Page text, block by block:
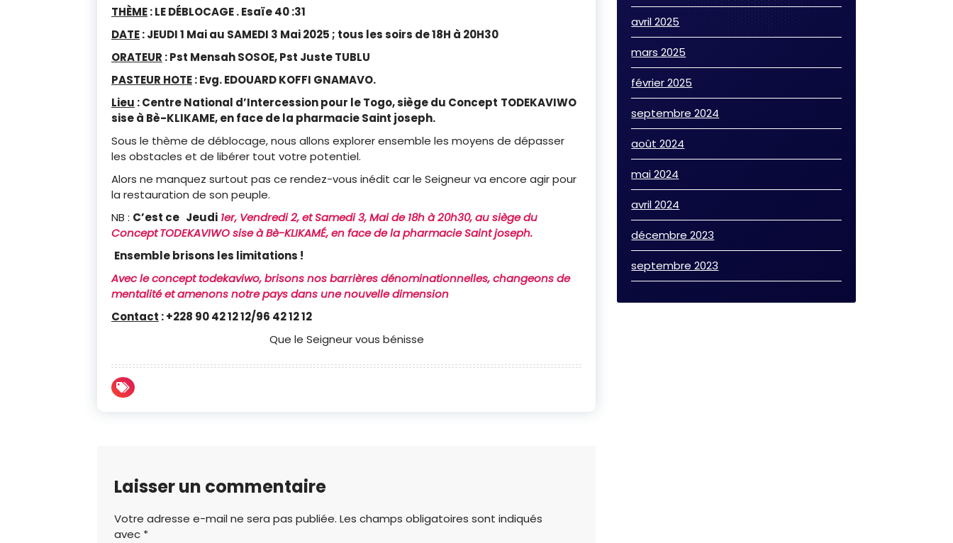
THÈME:LE DÉBLOCAGE . Esaïe 40 :31
DATE: JEUDI1 Mai au SAMEDI 3 Mai 2025 ; tous les soirs de 18H à 20H30
ORATEUR : Pst Mensah SOSOE, Pst Juste TUBLU
PASTEUR HOTE: Evg. EDOUARD KOFFI GNAMAVO.
Lieu : Centre National d’Intercession pour le Togo, siège du Concept TODEKAVIWO
sise à Bè-KLIKAME, en face de la pharmacie Saint joseph.
Sous le thème de déblocage, nous allons explorer ensemble les moyens de dépasser
les obstacles et de libérer tout votre potentiel.
Alors ne manquez surtout pas ce rendez-vous inédit car le Seigneur va encore agir pour
la restauration de son peuple.
NB : C’est ce Jeudi 1er, Vendredi 2, et Samedi 3, Mai de 18h à 20h30, au siège du
ConceptTODEKAVIWO sise à Bè-KLIKAMÉ, en face de la pharmacie Saint joseph.
Ensemble brisons les limitations !
Avec le concept todekaviwo, brisons nos barrières dénominationnelles, changeons de
mentalité et amenons notre pays dans une nouvelle dimension
Contact : +228 90 42 12 12/96 42 12 12
Que le Seigneur vous bénisse
Laisser un commentaire
Votre adresse e-mail ne sera pas publiée. Les champs obligatoires sont indiqués
avec *
avril 2025
mars 2025
février 2025
septembre 2024
août 2024
mai 2024
avril 2024
décembre 2023
septembre 2023